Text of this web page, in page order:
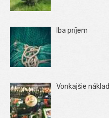
Iba príjem
Vonkajšie náklad